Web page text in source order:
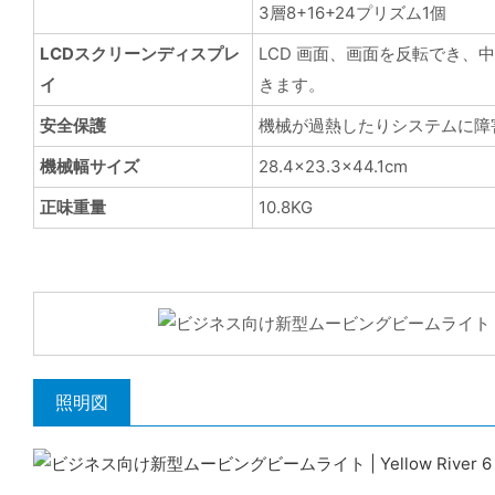
3層8+16+24プリズム1個
LCDスクリーンディスプレ
イ
LCD 画面、画面を反転でき、
きます。
安全保護
機械が過熱したりシステムに
機械幅サイズ
28.4×23.3×44.1cm
正味重量
10.8KG
照明図